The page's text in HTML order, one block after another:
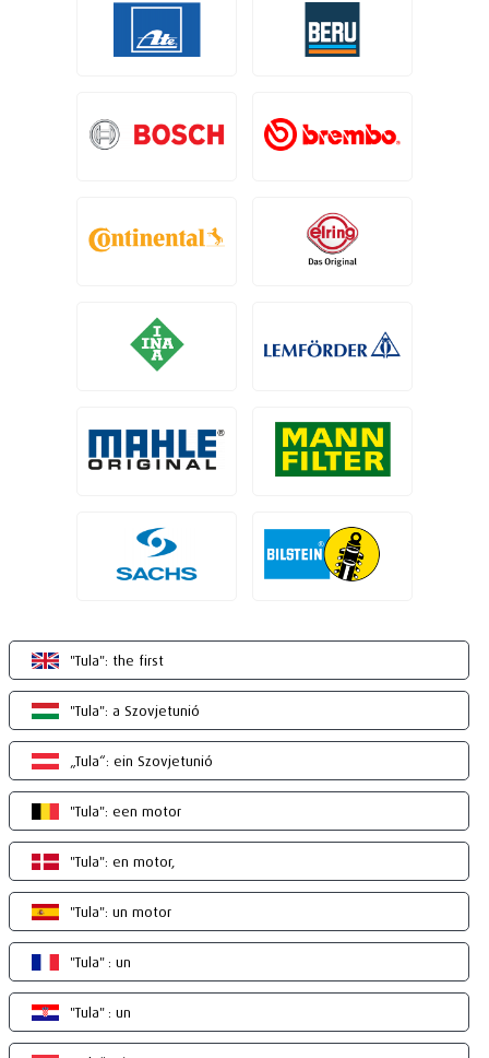
"Tula": the first
"Tula": a Szovjetunió
„Tula“: ein Szovjetunió
"Tula": een motor
"Tula": en motor,
"Tula": un motor
"Tula" : un
"Tula" : un